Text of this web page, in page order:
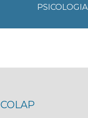
PSICOLOGIA
COLAP